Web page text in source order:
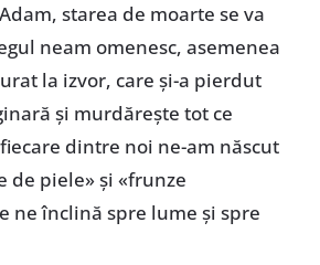
starea de moarte se va
neam omenesc, asemenea
la izvor, care și-a pierdut
și murdărește tot ce
dintre noi ne-am născut
de piele» și «frunze
ne înclină spre lume și spre